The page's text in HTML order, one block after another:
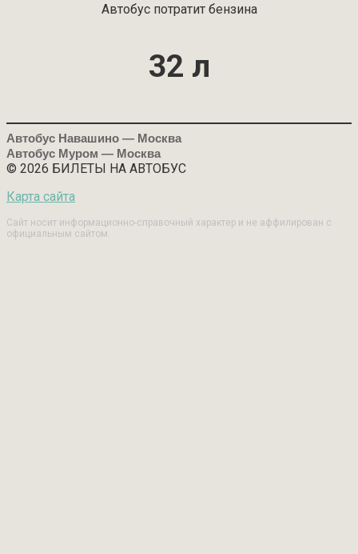
Автобус потратит бензина
32 л
Автобус Навашино — Москва
Автобус Муром — Москва
© 2026 БИЛЕТЫ НА АВТОБУС
Карта сайта
Сайт носит информационно-справочный характер и не аффилирован с
официальным сайтом.